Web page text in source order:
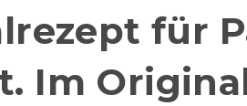
für
Im